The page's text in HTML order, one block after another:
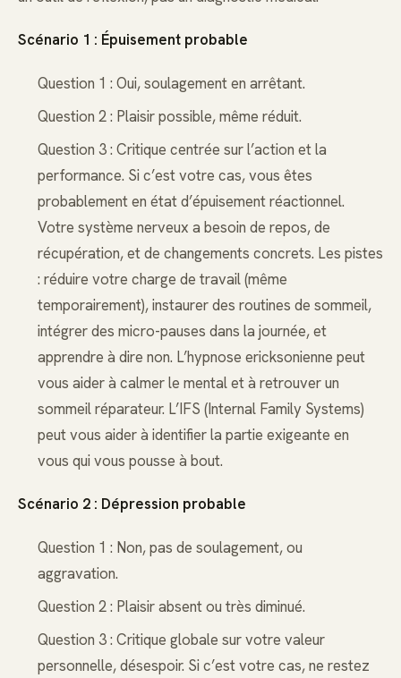
Scénario 1 : Épuisement probable
Question 1 : Oui, soulagement en arrêtant.
Question 2 : Plaisir possible, même réduit.
Question 3 : Critique centrée sur l’action et la
performance. Si c’est votre cas, vous êtes
probablement en état d’épuisement réactionnel.
Votre système nerveux a besoin de repos, de
récupération, et de changements concrets. Les pistes
: réduire votre charge de travail (même
temporairement), instaurer des routines de sommeil,
intégrer des micro-pauses dans la journée, et
apprendre à dire non. L’hypnose ericksonienne peut
vous aider à calmer le mental et à retrouver un
sommeil réparateur. L’IFS (Internal Family Systems)
peut vous aider à identifier la partie exigeante en
vous qui vous pousse à bout.
Scénario 2 : Dépression probable
Question 1 : Non, pas de soulagement, ou
aggravation.
Question 2 : Plaisir absent ou très diminué.
Question 3 : Critique globale sur votre valeur
personnelle, désespoir. Si c’est votre cas, ne restez